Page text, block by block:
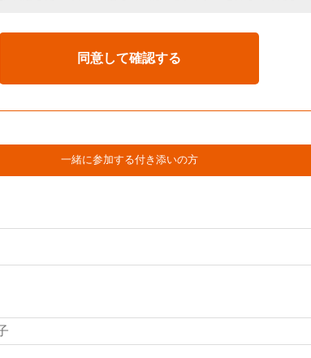
一緒に参加する付き添いの方